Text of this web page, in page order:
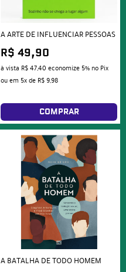
A ARTE DE INFLUENCIAR PESSOAS
R$ 49,90
à vista R$ 47,40 economize 5% no Pix
ou em 5xde R$ 9,98
COMPRAR
A BATALHA DE TODO HOMEM